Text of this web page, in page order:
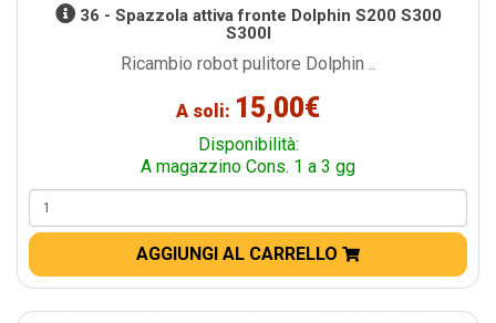
36 - Spazzola attiva fronte Dolphin S200 S300
S300I
Ricambio robot pulitore Dolphin ..
A soli: 15,00€
Disponibilità:
A magazzino Cons. 1 a 3 gg
AGGIUNGI AL CARRELLO